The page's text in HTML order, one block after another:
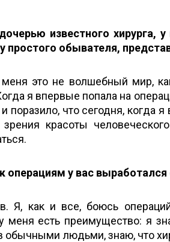
известного хирурга,
простого обывателя,
это не волшебный мир,
я впервые попала на
поразило, что сегодня, когда
красоты
операциям у вас
Я, как и все, боюсь
меня есть преимущество: я
обычными людьми, знаю, что